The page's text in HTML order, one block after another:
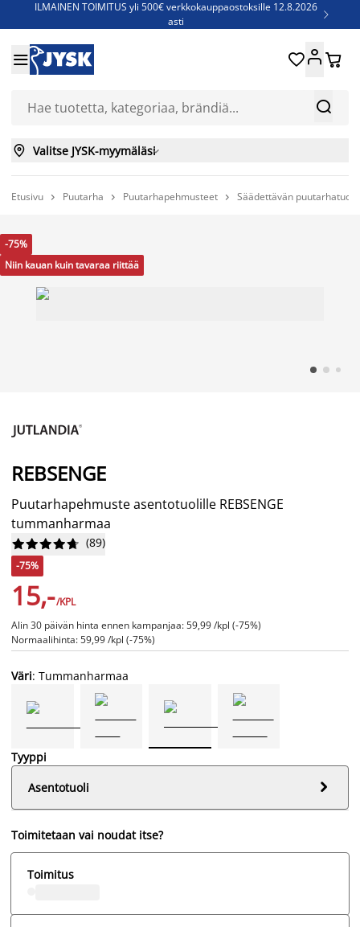
ILMAINEN TOIMITUS yli 500€ verkkokauppaostoksille 12.8.2026
asti

Jenkkisänkyjä - Säästä jopa 60%


 
 Valitse JYSK-myymäläsi
Etusivu  Puutarha  Puutarhapehmusteet  Säädettävän
-75%
Niin kauan kuin tavaraa riittää
REBSENGE
Puutarhapehmuste asentotuolille REBSENGE
tummanharmaa





 (89)
-75%
15,-/KPL
Alin 30 päivän hinta ennen kampanjaa: 59,99 /kpl (-75%)
Normaalihinta: 59,99 /kpl (-75%)
Väri: Tummanharmaa
Tyyppi
Asentotuoli

Toimitetaan vai noudat itse?
Toimitus